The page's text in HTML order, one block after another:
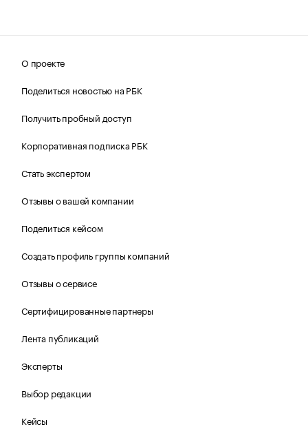
О проекте
Поделиться новостью на РБК
Получить пробный доступ
Корпоративная подписка РБК
Стать экспертом
Отзывы о вашей компании
Поделиться кейсом
Создать профиль группы компаний
Отзывы о сервисе
Сертифицированные партнеры
Лента публикаций
Эксперты
Выбор редакции
Кейсы